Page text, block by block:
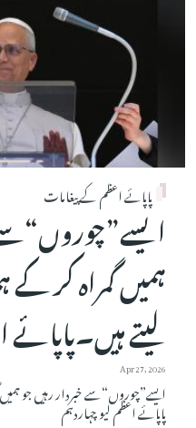
پاپائے اعظم کے پیغامات
ہمیں گمراہ کر
لیتے
Apr 27, 2026
ایسے”چوروں“سے خبردار رہیں جو
پاپائے اعظم لیو چہاردہم